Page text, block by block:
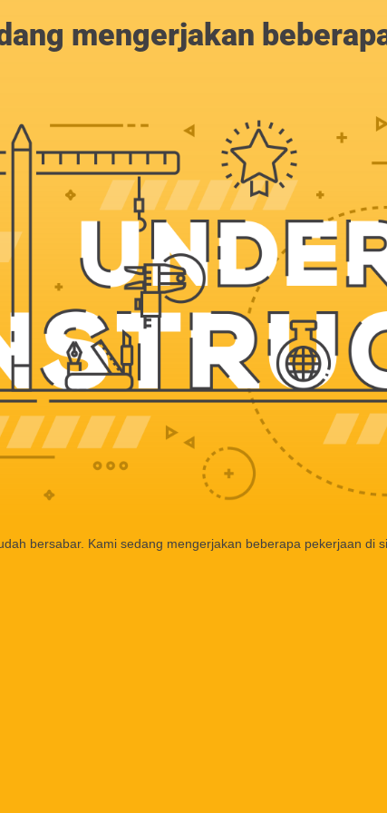
mengerjakan
bersabar. Kami sedang mengerjakan beberapa pekerjaan di